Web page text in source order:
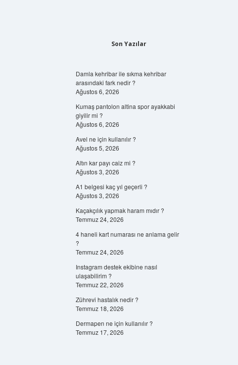
Son Yazılar
Damla kehribar ile sıkma kehribar
arasındaki fark nedir ?
Ağustos 6, 2026
Kumaş pantolon altina spor ayakkabi
giyilir mi ?
Ağustos 6, 2026
Avel ne için kullanılır ?
Ağustos 5, 2026
Altın kar payı caiz mi ?
Ağustos 3, 2026
A1 belgesi kaç yıl geçerli ?
Ağustos 3, 2026
Kaçakçılık yapmak haram mıdır ?
Temmuz 24, 2026
4 haneli kart numarası ne anlama gelir
?
Temmuz 24, 2026
Instagram destek ekibine nasıl
ulaşabilirim ?
Temmuz 22, 2026
Zührevi hastalık nedir ?
Temmuz 18, 2026
Dermapen ne için kullanılır ?
Temmuz 17, 2026